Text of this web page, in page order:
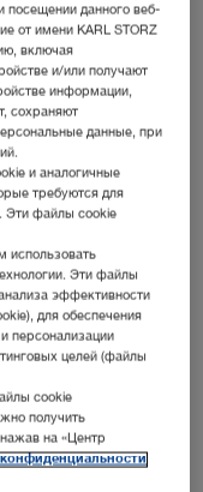
скошенный
3,5 мм
3 см
зеленый
нет
посещении данного веб-
от имени KARL STORZ
включая
и/или получают
информации,
сохраняют
данные, при
и аналогичные
требуются для
Эти файлы cookie
использовать
Эти файлы
эффективности
для обеспечения
персонализации
целей (файлы
cookie
получить
на «Центр